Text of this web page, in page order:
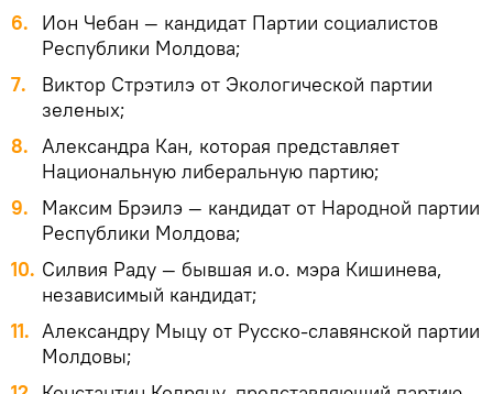
Ион Чебан — кандидат Партии социалистов
Республики Молдова;
Виктор Стрэтилэ от Экологической партии
зеленых;
Александра Кан, которая представляет
Национальную либеральную партию;
Максим Брэилэ — кандидат от Народной партии
Республики Молдова;
Силвия Раду — бывшая и.о. мэра Кишинева,
независимый кандидат;
Александру Мыцу от Русско-славянской партии
Молдовы;